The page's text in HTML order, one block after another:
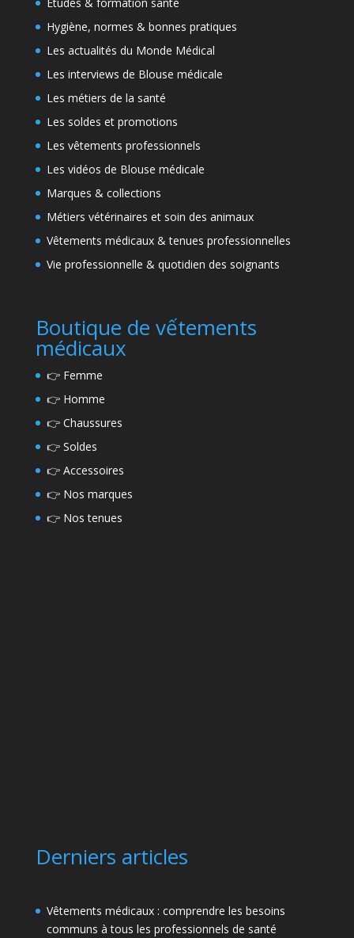
Hygiène, normes & bonnes pratiques
Les actualités du Monde Médical
Les interviews de Blouse médicale
Les métiers de la santé
Les soldes et promotions
Les vêtements professionnels
Les vidéos de Blouse médicale
Marques & collections
Métiers vétérinaires et soin des animaux
Vêtements médicaux & tenues professionnelles
Vie professionnelle & quotidien des soignants
Boutique de vếtements
médicaux
👉 Femme
👉 Homme
👉 Chaussures
👉 Soldes
👉 Accessoires
👉 Nos marques
👉 Nos tenues
Derniers articles
Vêtements médicaux : comprendre les besoins
communs à tous les professionnels de santé